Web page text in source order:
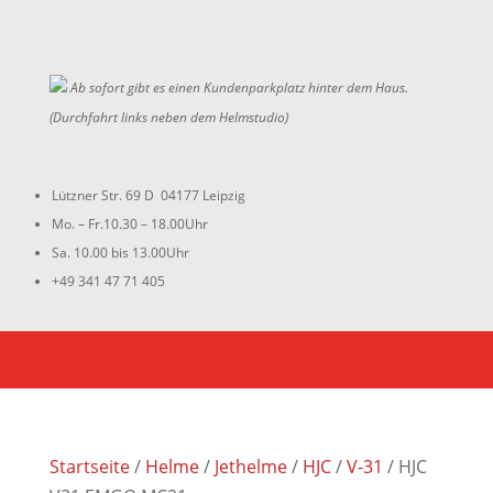
Ab sofort gibt es einen Kundenparkplatz hinter dem Haus.
(Durchfahrt links neben dem Helmstudio)
Lützner Str. 69 D 04177 Leipzig
Mo. – Fr.10.30 – 18.00Uhr
Sa. 10.00 bis 13.00Uhr
+49 341 47 71 405
Startseite/ Helme/ Jethelme/ HJC/V-31 / HJC